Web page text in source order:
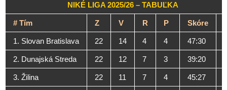
NIKÉ LIGA 2025/26 – TABUĽKA
# Tím Z V R P Skóre
1. Slovan Bratislava 22 14 4 4 47:30
2. Dunajská Streda 22 12 7 3 39:20
3. Žilina 22 11 7 4 45:27